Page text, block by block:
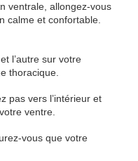
ventrale, allongez-vous
calme et confortable.
l’autre sur votre
thoracique.
pas vers l’intérieur et
ventre.
vous que votre